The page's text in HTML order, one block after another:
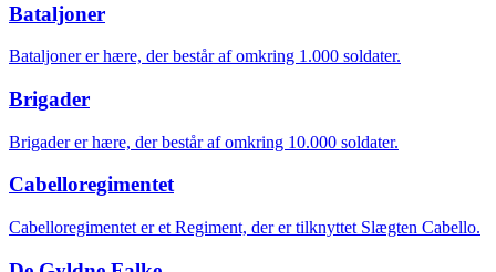
Bataljoner
Bataljoner er hære, der består af omkring 1.000 soldater.
Brigader
Brigader er hære, der består af omkring 10.000 soldater.
Cabelloregimentet
Cabelloregimentet er et Regiment, der er tilknyttet Slægten Cabello.